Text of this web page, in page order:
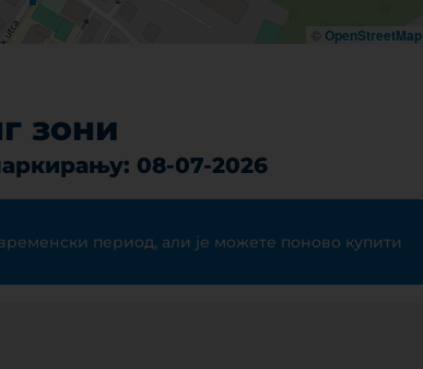
© OpenStreetMap
зони
08-07-2026
период, али је можете поново купити